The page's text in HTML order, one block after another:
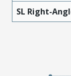
SL Right-